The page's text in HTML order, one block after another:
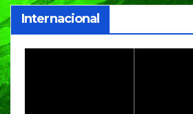
Internacional